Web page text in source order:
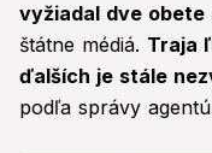
vyžiadal dve
štátne médiá. Traja
ďalších je stále
podľa správy